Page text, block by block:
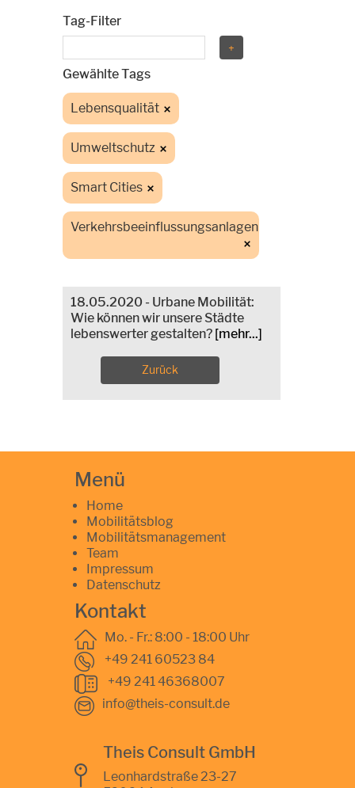
Tag-Filter
Gewählte Tags
Lebensqualität
Umweltschutz
Smart Cities
Verkehrsbeeinflussungsanlagen
18.05.2020 - Urbane Mobilität:
Wie können wir unsere Städte
lebenswerter gestalten? [mehr...]
Zurück
Menü
Home
Mobilitätsblog
Mobilitätsmanagement
Team
Impressum
Datenschutz
Kontakt
Mo. - Fr.: 8:00 - 18:00 Uhr
+49 241 60523 84
+49 241 46368007
info@theis-consult.de
Theis Consult GmbH
Leonhardstraße 23-27